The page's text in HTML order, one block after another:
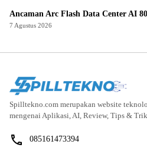
Ancaman Arc Flash Data Center AI
7 Agustus 2026
Spilltekno.com merupakan website
mengenai Aplikasi, AI, Review, Tips &
085161473394